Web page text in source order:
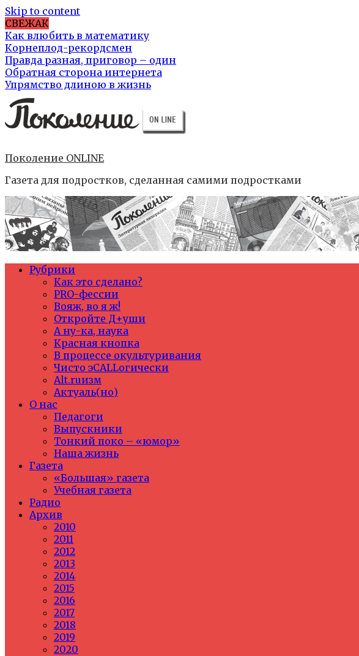
Skip to content
СВЕЖАК
Как влюбить в математику
Корнеплод-рекордсмен
Правда разная, приговор – один
Обратная сторона интернета
Упрямство длиною в жизнь
Поколение ONLINE
Газета для подростков, сделанная самими подростками
Рубрики
Как это сделано?
PRO-фессии
Вояж, во я ж!
Откройте Д+уши
А ну-ка, наука
Красная кнопка
В процессе окультуривания
Чисто эCALLогически
Alt.ruизм
Актуаль(но)
О нас
Педагоги
Выпускники
Тонкий поко – «юмор»
Наша жизнь
Газета
«Большая» газета
Учебная газета
Радио
Архив
2010
2011
2012
2013
2014
2015
2016
2017
2018
2019
2020